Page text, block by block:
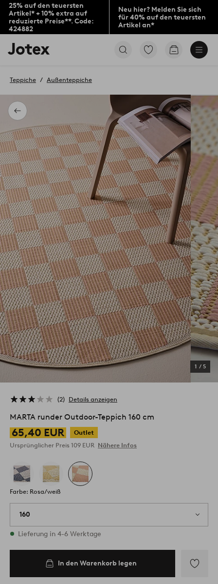
25% auf den teuersten
Artikel* + 10% extra auf
reduzierte Preise**. Code:
424882
Neu hier? Melden Sie sich
für 40% auf den teuersten
Artikel an*
Jotex-
Logo
Startseite
Zu
Produkten
gehen
Zum
Zurück
Teppiche Außenteppiche
1 / 5
2 Details anzeigen
MARTA runder Outdoor-Teppich 160 cm
65,40 EUR
Outlet
Ursprünglicher Preis 109 EUR Nähere Infos
Farbe: Rosa/weiß
160
Vorrätig
Lieferung in 4-6 Werktage
In den Warenkorb legen